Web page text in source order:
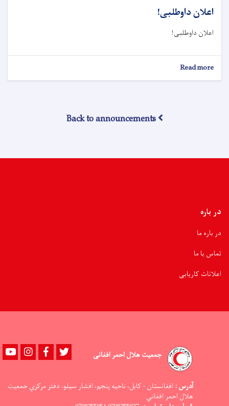
اعلان داوطلبی!
اعلان داوطلبی!
Read more
اعلان
Back to announcements
در باره
در باره ما
تماس با ما
اعلانات کاریابی
جمعیت هلال احمر افغانی YoutubeinstagramFacebook
آدرس : افغانستان - کابل، ناحيه پنجم، افشار سيلو، دفتر مرکزي جمعيت
هلال احمر افغاني